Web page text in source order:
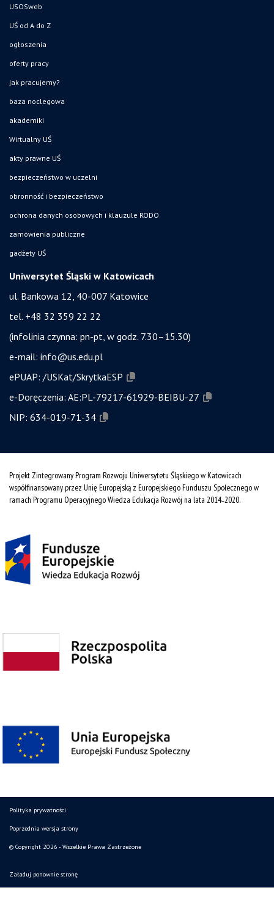
USOSweb
UŚ od A do Z
ogłoszenia
oferty pracy
jak pracujemy?
baza noclegowa
akademiki
Wirtualny UŚ
akty prawne UŚ
bezpieczeństwo w uczelni
obronność i bezpieczeństwo
ochrona danych osobowych i klauzule RODO
zamówienia publiczne
gadżety UŚ
Uniwersytet Śląski w Katowicach
ul. Bankowa 12, 40-007 Katowice
tel. +48 32 359 22 22
(infolinia czynna: pn-pt, w godz. 7.30–15.30)
e-mail: info@us.edu.pl
ePUAP: /USKat/SkrytkaESP
e-Doręczenia: AE:PL-79217-61929-BEIBU-27
NIP: 634-019-71-34
Projekt Zintegrowany Program Rozwoju Uniwersytetu Śląskiego w Katowicach
współfinansowany przez Unię Europejską z Europejskiego Funduszu Społecznego w
ramach Programu Operacyjnego Wiedza Edukacja Rozwój na lata 2014˗2020.
Polityka prywatności
Poprzednia wersja strony
© Copyright 2026 - Wszelkie Prawa Zastrzeżone
Załaduj ponownie stronę